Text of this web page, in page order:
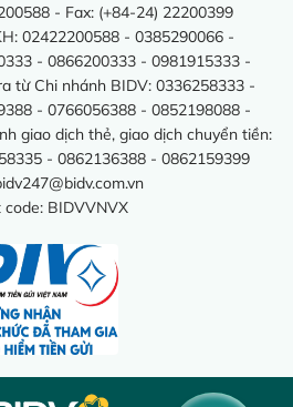
- Fax: (+84-24) 22200399
02422200588 - 0385290066 -
- 0866200333 - 0981915333 -
từ Chi nhánh BIDV: 0336258333 -
- 0766056388 - 0852198088 -
giao dịch thẻ, giao dịch chuyển tiền:
- 0862136388 - 0862159399
BIDVVNVX